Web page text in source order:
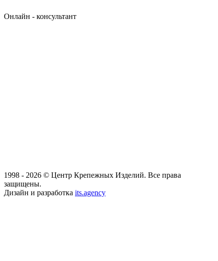
Онлайн - консультант
1998 - 2026 © Центр Крепежных Изделий. Все права
защищены.
Дизайн и разработка its.agency